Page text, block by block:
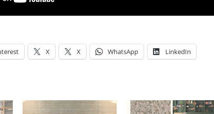
X X WhatsApp LinkedIn